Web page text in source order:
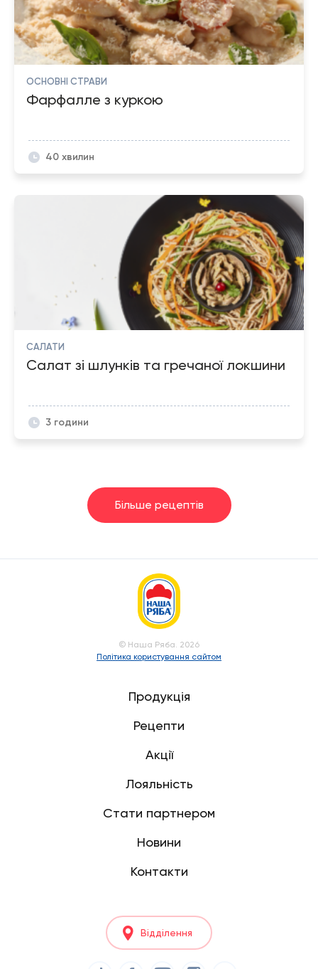
ОСНОВНІ СТРАВИ
Фарфалле з куркою
40 хвилин
САЛАТИ
Салат зі шлунків та гречаної локшини
3 години
Більше рецептів
© Наша Ряба. 2026
Політика користування сайтом
Продукція
Рецепти
Акції
Лояльність
Стати партнером
Новини
Контакти
Відділення